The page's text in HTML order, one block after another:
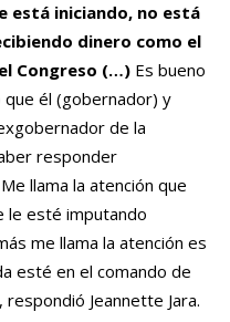
está iniciando, no está
dinero como el
Congreso (…) Es bueno
que él (gobernador) y
de la
responder
llama la atención que
le esté imputando
me llama la atención es
esté en el comando de
respondió Jeannette Jara.